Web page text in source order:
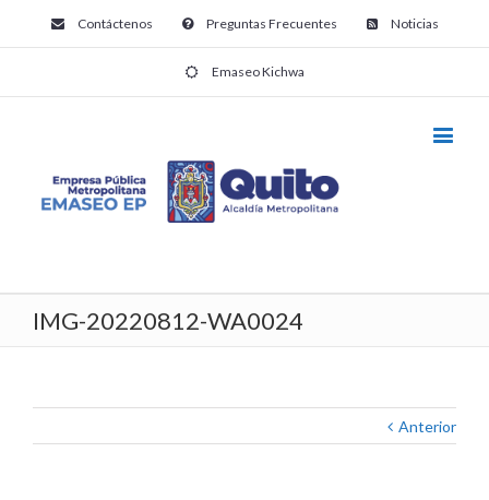
Contáctenos Preguntas Frecuentes Noticias
Emaseo Kichwa
IMG-20220812-WA0024
Anterior